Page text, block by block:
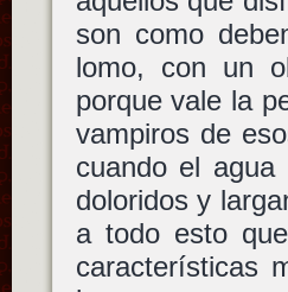
son como
lomo, con un
porque vale la
vampiros de
cuando el
doloridos y
a todo esto que
características